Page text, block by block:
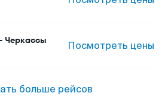
Черкассы Посмотреть цены
больше рейсов